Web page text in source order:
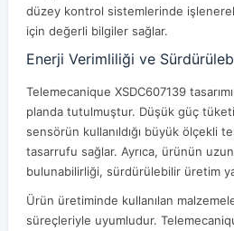
düzey kontrol sistemlerinde
için değerli bilgiler sağlar.
Enerji Verimliliği ve
Telemecanique XSDC607139
planda tutulmuştur. Düşük güç
sensörün kullanıldığı büyük ölçekli
tasarrufu sağlar. Ayrıca, ürünün
bulunabilirliği, sürdürülebilir üretim
Ürün üretiminde kullanılan
süreçleriyle uyumludur.